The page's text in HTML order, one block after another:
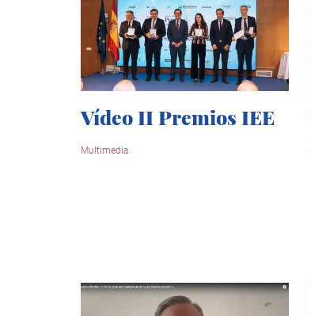
Vídeo II Premios IEE
Multimedia